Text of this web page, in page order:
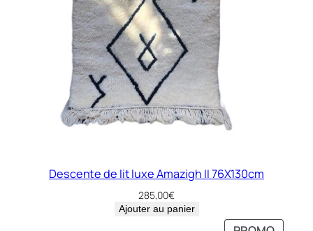
Descente de lit luxe Amazigh II 76X130cm
285,00€
Ajouter au panier